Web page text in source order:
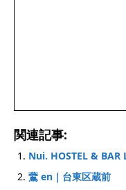
関連記事:
Nui. HOSTEL & BAR
鷰 en｜台東区蔵前